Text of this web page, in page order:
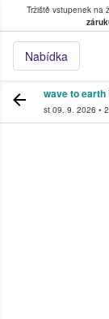
Tržiště vstupenek na
Nabídka
kde
wave to earth
st 09. 9. 2026 •